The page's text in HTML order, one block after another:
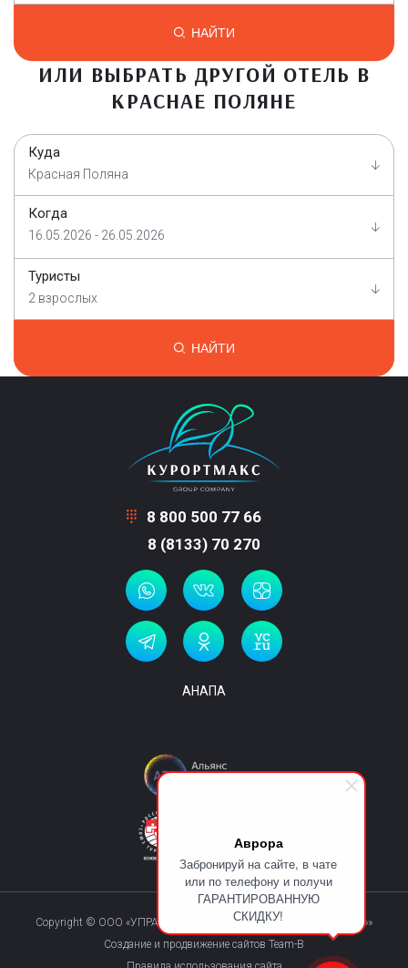
Аврора
Забронируй на сайте, в чате
или по телефону и получи
ГАРАНТИРОВАННУЮ
СКИДКУ!
НАЙТИ
ИЛИ ВЫБРАТЬ ДРУГОЙ ОТЕЛЬ В
КРАСНАЕ ПОЛЯНЕ
Куда
Красная Поляна
Когда
16.05.2026 - 26.05.2026
Туристы
2 взрослых
НАЙТИ
8 800 500 77 66
8 (8133) 70 270
АНАПА
Copyright © ООО «УПРАВЛЯЮЩАЯ КОМПАНИЯ «КУРОРТМАКС»»
Создание и продвижение сайтов Team-B